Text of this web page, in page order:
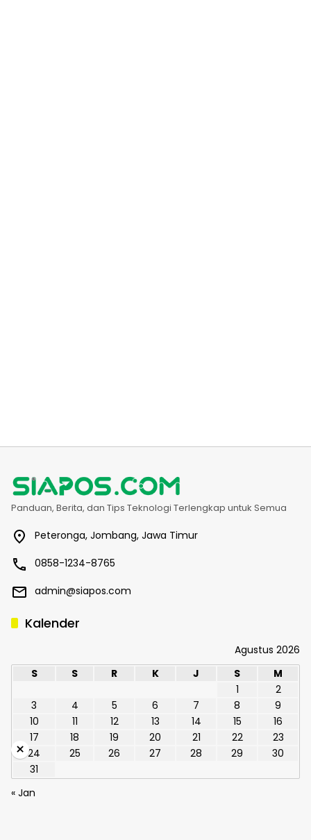
Panduan, Berita, dan Tips Teknologi Terlengkap untuk Semua
Peteronga, Jombang, Jawa Timur
0858-1234-8765
admin@siapos.com
Kalender
Agustus 2026
S
S R K J S
M
1
2
3
4 5 6 7 8
9
10
11 12 13 14 15
16
17
18 19 20 21 22
23
24
25 26 27 28 29
30
31
« Jan
×